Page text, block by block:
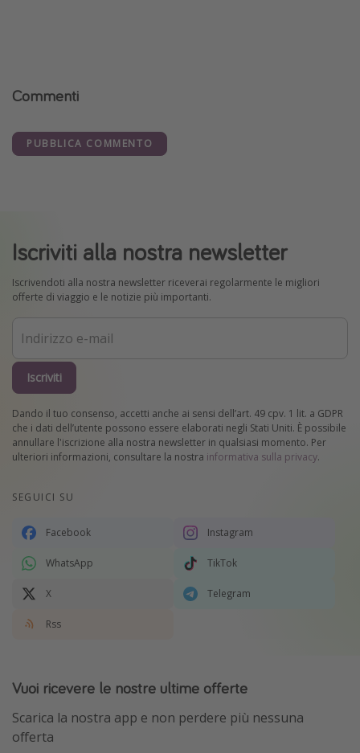
Commenti
PUBBLICA COMMENTO
Iscriviti alla nostra newsletter
Iscrivendoti alla nostra newsletter riceverai regolarmente le migliori
offerte di viaggio e le notizie più importanti.
Iscriviti
Dando il tuo consenso, accetti anche ai sensi dell’art. 49 cpv. 1 lit. a GDPR
che i dati dell’utente possono essere elaborati negli Stati Uniti. È possibile
annullare l'iscrizione alla nostra newsletter in qualsiasi momento. Per
ulteriori informazioni, consultare la nostra informativa sulla privacy.
SEGUICI SU
Facebook Instagram
WhatsApp TikTok
X Telegram
Rss
Vuoi ricevere le nostre ultime offerte
Scarica la nostra app e non perdere più nessuna
offerta